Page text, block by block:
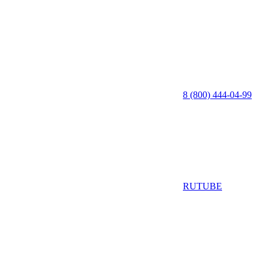
8 (800) 444-04-99
RUTUBE